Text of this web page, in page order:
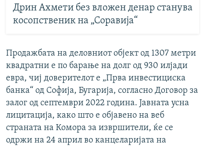
Дрин Ахмети без вложен денар станува
косопственик на „Соравија“
Продажбата на деловниот објект од 1307 метри
квадратни е по барање на долг од 930 илјади
евра, чиј доверителот е „Прва инвестициска
банка“ од Софија, Бугарија, согласно Договор за
залог од септември 2022 година. Јавната усна
лицитација, како што е објавено на веб
страната на Комора за извршители, ќе се
одржи на 24 април во канцеларијата на